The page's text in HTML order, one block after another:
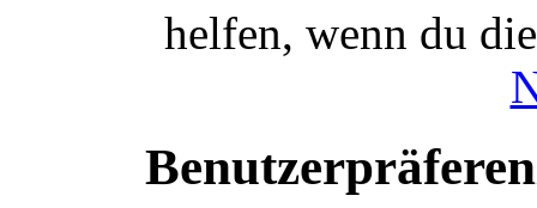
helfen, wenn du